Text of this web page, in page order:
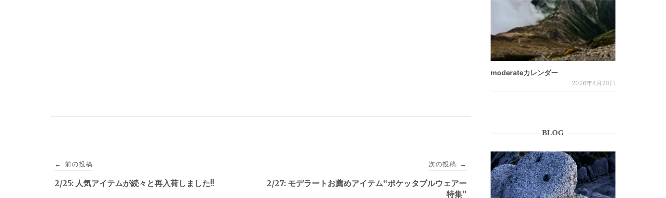
稿
← 前の投稿
2/25: 人気アイテムが続々と再入荷しました!!
次の投稿 →
2/27: モデラートお薦めアイテム“ポケッタブルウェアー
特集”
moderateカレンダー
2026年4月20日
BLOG